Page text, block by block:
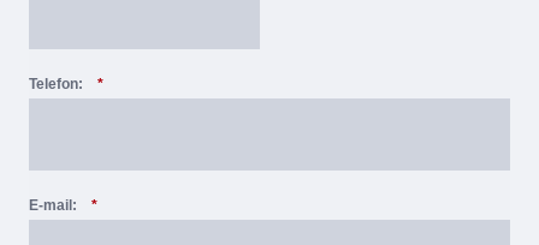
Telefon: *
E-mail: *